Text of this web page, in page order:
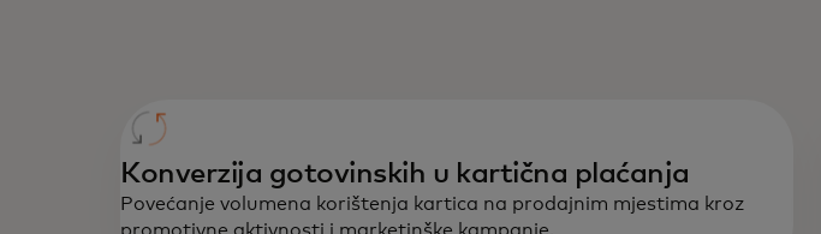
Konverzija gotovinskih u kartična plaćanja
Povećanje volumena korištenja kartica na prodajnim mjestima kroz